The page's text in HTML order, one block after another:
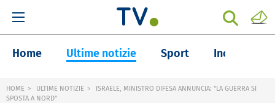
Home Ultime notizie Sport Inchieste
HOME ULTIME NOTIZIE
ISRAELE, MINISTRO DIFESA ANNUNCIA: "LA GUERRA SI
SPOSTA A NORD"